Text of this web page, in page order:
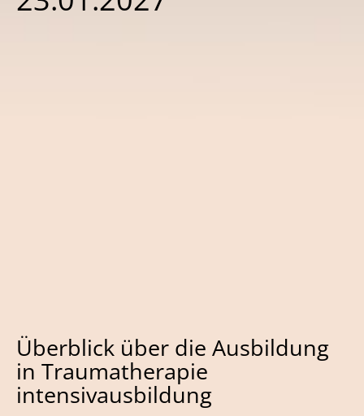
Überblick über die Ausbildung
in Traumatherapie
intensivausbildung